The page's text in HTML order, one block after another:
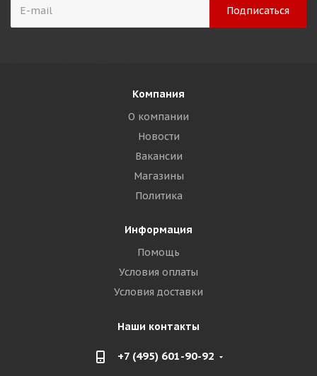
Компания
О компании
Новости
Вакансии
Магазины
Политика
Информация
Помощь
Условия оплаты
Условия доставки
Наши контакты
+7 (495) 601-90-92